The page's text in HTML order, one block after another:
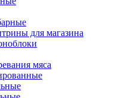
для магазина
мяса